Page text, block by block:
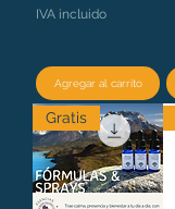
IVA incluido
Agregar al carrito
Gratis